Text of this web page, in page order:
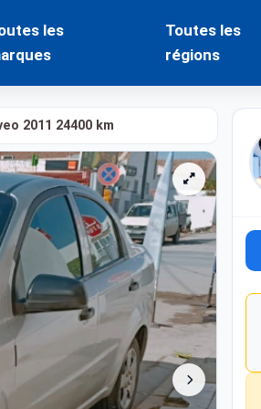
les
Toutes les
régions
2011 24400 km